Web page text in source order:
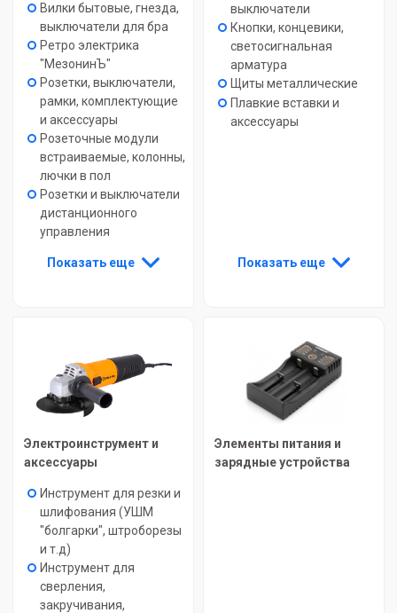
Вилки бытовые, гнезда,
выключатели для бра
Ретро электрика
"МезонинЪ"
Розетки, выключатели,
рамки, комплектующие
и аксессуары
Розеточные модули
встраиваемые, колонны,
лючки в пол
Розетки и выключатели
дистанционного
управления
Показать еще
выключатели
Кнопки, концевики,
светосигнальная
арматура
Щиты металлические
Плавкие вставки и
аксессуары
Показать еще
Электроинструмент и
аксессуары
Инструмент для резки и
шлифования (УШМ
"болгарки", штроборезы
и т.д)
Инструмент для
сверления,
закручивания,
Элементы питания и
зарядные устройства